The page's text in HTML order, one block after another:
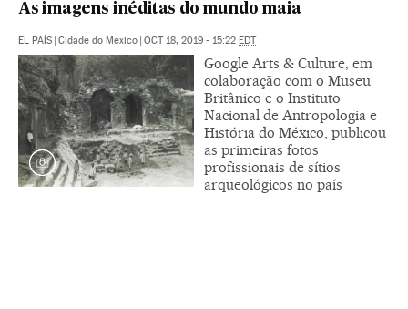
As imagens inéditas do mundo maia
EL PAÍS | Cidade do México | OCT 18, 2019 - 15:22 EDT
Google Arts & Culture, em
colaboração com o Museu
Britânico e o Instituto
Nacional de Antropologia e
História do México, publicou
as primeiras fotos
profissionais de sítios
arqueológicos no país